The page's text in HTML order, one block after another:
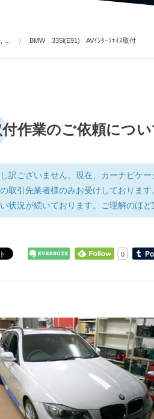
… BMW 335i(E91) AVｲﾝﾀｰﾌｪｲｽ取付
作業のご依頼につい
訳ございません。現在、カーナビケ
取引先業者様のみお受けしておりま
状況が続いております。ご理解のほど
0